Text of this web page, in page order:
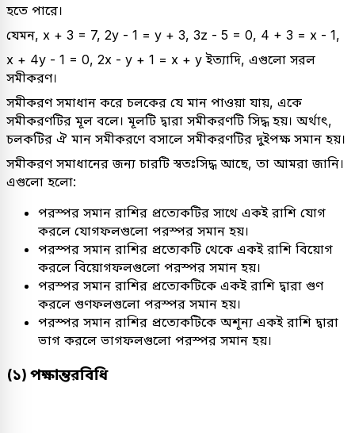
হতে পারে।
যেমন, x + 3 = 7, 2y - 1 = y + 3, 3z - 5 = 0, 4 + 3 = x - 1,
x + 4y - 1 = 0, 2x - y + 1 = x + y ইত্যাদি, এগুলো সরল
সমীকরণ।
সমীকরণ সমাধান করে চলকের যে মান পাওয়া যায়, একে
সমীকরণটির মূল বলে। মূলটি দ্বারা সমীকরণটি সিদ্ধ হয়। অর্থাৎ,
চলকটির ঐ মান সমীকরণে বসালে সমীকরণটির দুইপক্ষ সমান হয়।
সমীকরণ সমাধানের জন্য চারটি স্বতঃসিদ্ধ আছে, তা আমরা জানি।
এগুলো হলো:
পরস্পর সমান রাশির প্রত্যেকটির সাথে একই রাশি যোগ
করলে যোগফলগুলো পরস্পর সমান হয়।
পরস্পর সমান রাশির প্রত্যেকটি থেকে একই রাশি বিয়োগ
করলে বিয়োগফলগুলো পরস্পর সমান হয়।
পরস্পর সমান রাশির প্রত্যেকটিকে একই রাশি দ্বারা গুণ
করলে গুণফলগুলো পরস্পর সমান হয়।
পরস্পর সমান রাশির প্রত্যেকটিকে অশূন্য একই রাশি দ্বারা
ভাগ করলে ভাগফলগুলো পরস্পর সমান হয়।
(১) পক্ষান্তরবিধি